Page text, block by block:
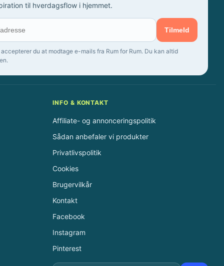
til hverdagsflow i hjemmet.
Tilmeld
du at modtage e-mails fra Rum for Rum. Du kan altid
INFO & KONTAKT
Affiliate- og annonceringspolitik
Sådan anbefaler vi produkter
Privatlivspolitik
Cookies
Brugervilkår
Kontakt
Facebook
Instagram
Pinterest